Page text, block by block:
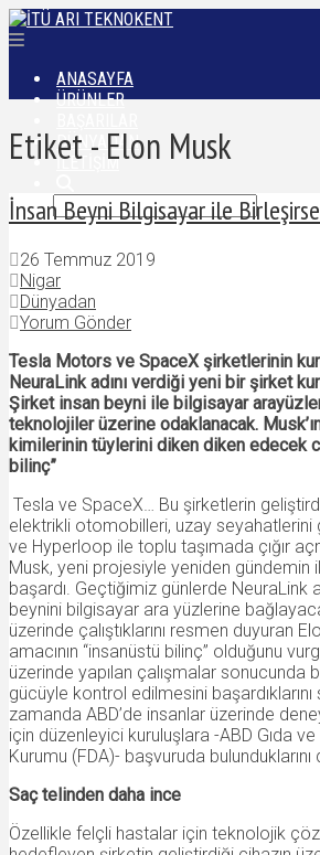
ANASAYFA
ÜRÜNLER
DÜNYADAN
İLETIŞIM
Etiket - Elon Musk
İnsan Beyni Bilgisayar ile
26 Temmuz 2019
Nigar
Dünyadan
Yorum Gönder
Tesla Motors ve SpaceX şirketlerinin
NeuraLink adını verdiği yeni bir şirket
Şirket insan beyni ile bilgisayar
teknolojiler üzerine odaklanacak.
kimilerinin tüylerini diken diken edecek
bilinç”
Tesla ve SpaceX… Bu şirketlerin
elektrikli otomobilleri, uzay seyahatlerini
ve Hyperloop ile toplu taşımada çığır
Musk, yeni projesiyle yeniden gündemin
başardı. Geçtiğimiz günlerde NeuraLink
beynini bilgisayar ara yüzlerine
üzerinde çalıştıklarını resmen duyuran
amacının “insanüstü bilinç” olduğunu
üzerinde yapılan çalışmalar sonucunda
gücüyle kontrol edilmesini başardıklarını
zamanda ABD’de insanlar üzerinde
için düzenleyici kuruluşlara -ABD Gıda
Kurumu (FDA)- başvuruda
Saç telinden daha ince
Özellikle felçli hastalar için teknolojik